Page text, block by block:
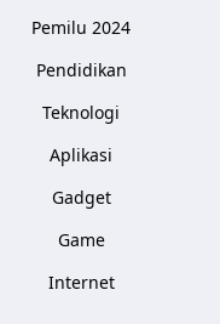
Pemilu 2024
Pendidikan
Teknologi
Aplikasi
Gadget
Game
Internet